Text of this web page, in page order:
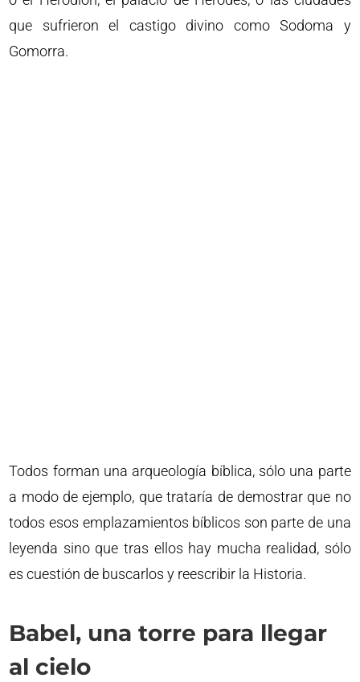
que sufrieron el castigo divino como Sodoma y
Gomorra.
Todos forman una arqueología bíblica, sólo una parte
a modo de ejemplo, que trataría de demostrar que no
todos esos emplazamientos bíblicos son parte de una
leyenda sino que tras ellos hay mucha realidad, sólo
es cuestión de buscarlos y reescribir la Historia.
Babel, una torre para llegar
al cielo